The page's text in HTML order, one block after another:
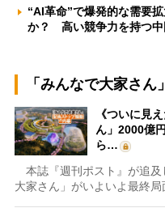
“AI革命”で爆発的な需要
か？ 高い競争力を持つ
「みんなで大家さ
《ついに見
ん」2000億
ら…
本誌『週刊ポスト』が追及
大家さん」がいよいよ最終